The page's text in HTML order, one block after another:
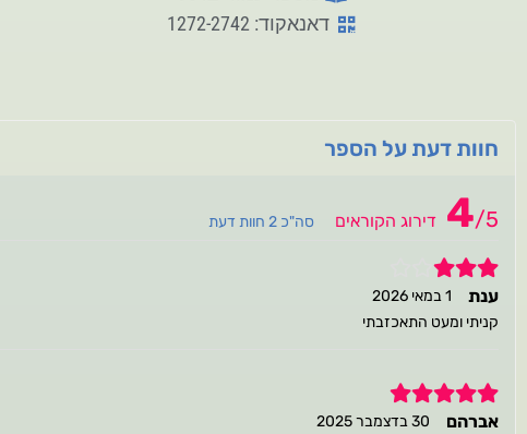
דאנאקוד: 1272-2742
חוות דעת על הספר
4/5 דירוג הקוראים סה"כ 2 חוות דעת
3
ענת
1 במאי 2026
קניתי ומעט התאכזבתי
5
אברהם
30 בדצמבר 2025